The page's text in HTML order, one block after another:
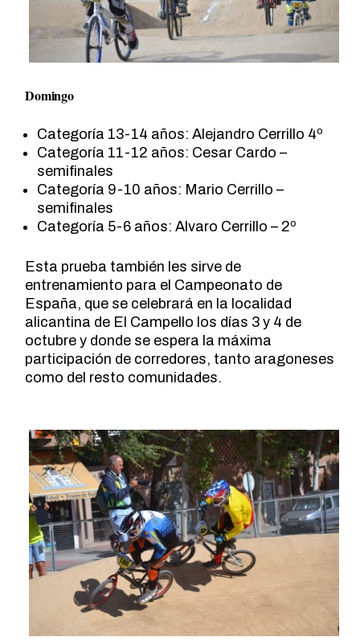
Domingo
Categoría 13-14 años: Alejandro Cerrillo 4º
Categoría 11-12 años: Cesar Cardo –
semifinales
Categoría 9-10 años: Mario Cerrillo –
semifinales
Categoría 5-6 años: Alvaro Cerrillo – 2º
Esta prueba también les sirve de
entrenamiento para el Campeonato de
España, que se celebrará en la localidad
alicantina de El Campello los días 3 y 4 de
octubre y donde se espera la máxima
participación de corredores, tanto aragoneses
como del resto comunidades.